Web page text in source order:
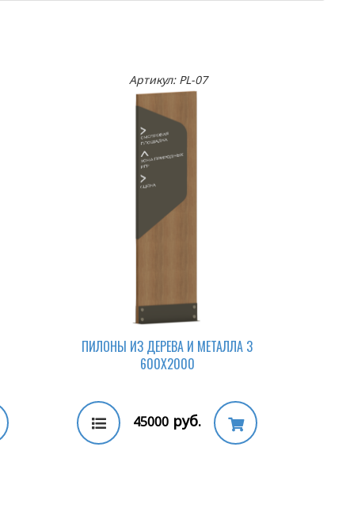
Артикул: PL-07
ПИЛОНЫ ИЗ ДЕРЕВА И МЕТАЛЛА 3
600Х2000
45000 руб.